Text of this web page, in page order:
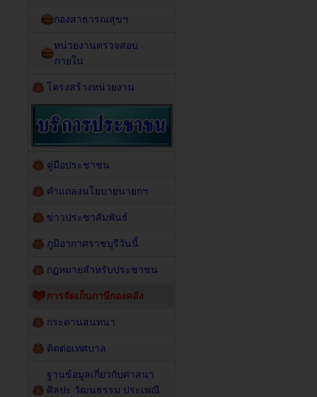
กองสาธารณสุขฯ
หน่วยงานตรวจสอบ
ภายใน
โครงสร้างหน่วยงาน
คู่มือประชาชน
คำแถลงนโยบายนายกฯ
ข่าวประชาสัมพันธ์
ภูมิอากาศราชบุรีวันนี้
กฏหมายสำหรับประชาชน
การจัดเก็บภาษีกองคลัง
กระดานสนทนา
ติดต่อเทศบาล
ฐานข้อมูลเกี่ยวกับศาสนา
ศิลปะ วัฒนธรรม ประเพณี